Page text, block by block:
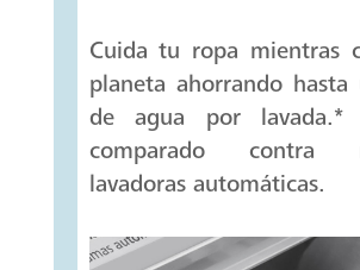
Cuida tu ropa mientras
planeta ahorrando
de agua por lavada.*
comparado contra
lavadoras automáticas.